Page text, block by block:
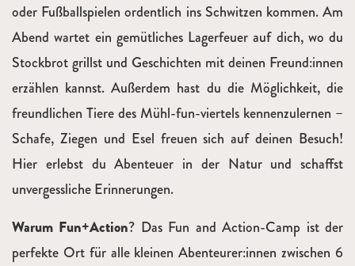
oder Fußballspielen ordentlich ins Schwitzen kommen. Am
Abend wartet ein gemütliches Lagerfeuer auf dich, wo du
Stockbrot grillst und Geschichten mit deinen Freund:innen
erzählen kannst. Außerdem hast du die Möglichkeit, die
freundlichen Tiere des Mühl-fun-viertels kennenzulernen –
Schafe, Ziegen und Esel freuen sich auf deinen Besuch!
Hier erlebst du Abenteuer in der Natur und schaffst
unvergessliche Erinnerungen.
Warum Fun+Action? Das Fun and Action-Camp ist der
perfekte Ort für alle kleinen Abenteurer:innen zwischen 6